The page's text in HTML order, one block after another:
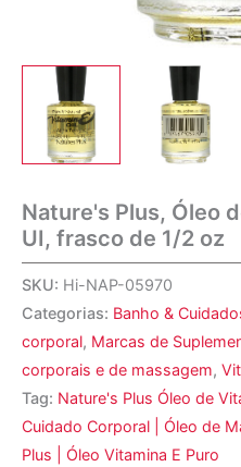
Nature's Plus, Óleo
UI, frasco de 1/2 oz
SKU: Hi-NAP-05970
Categorias: Banho &
corporal, Marcas de
corporais e de massagem,
Tag: Nature's Plus Óleo de
Cuidado Corporal | Óleo de
Plus | Óleo Vitamina E Puro